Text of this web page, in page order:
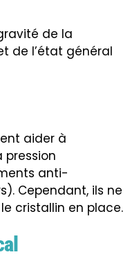
de la
de l’état général
aider à
pression
anti-
Cependant, ils ne
cristallin en place.